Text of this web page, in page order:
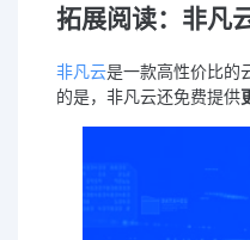
拓展阅读：非凡
非凡云是一款高性价比的
的是，非凡云还免费提供